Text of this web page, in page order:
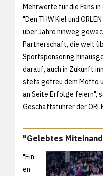
Mehrwerte für die Fans
"Den THW Kiel und
über Jahre hinweg
Partnerschaft, die weit
Sportsponsoring
darauf, auch in Zukunft
stets getreu dem Motto
an Seite Erfolge feiern",
Geschäftsführer der
"Gelebtes
"Ein
en